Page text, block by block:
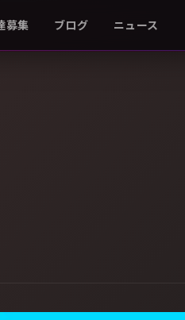
募集 ブログ ニュース